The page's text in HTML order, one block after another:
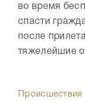
во время
спасти
после
тяжелейшие
Происшествия